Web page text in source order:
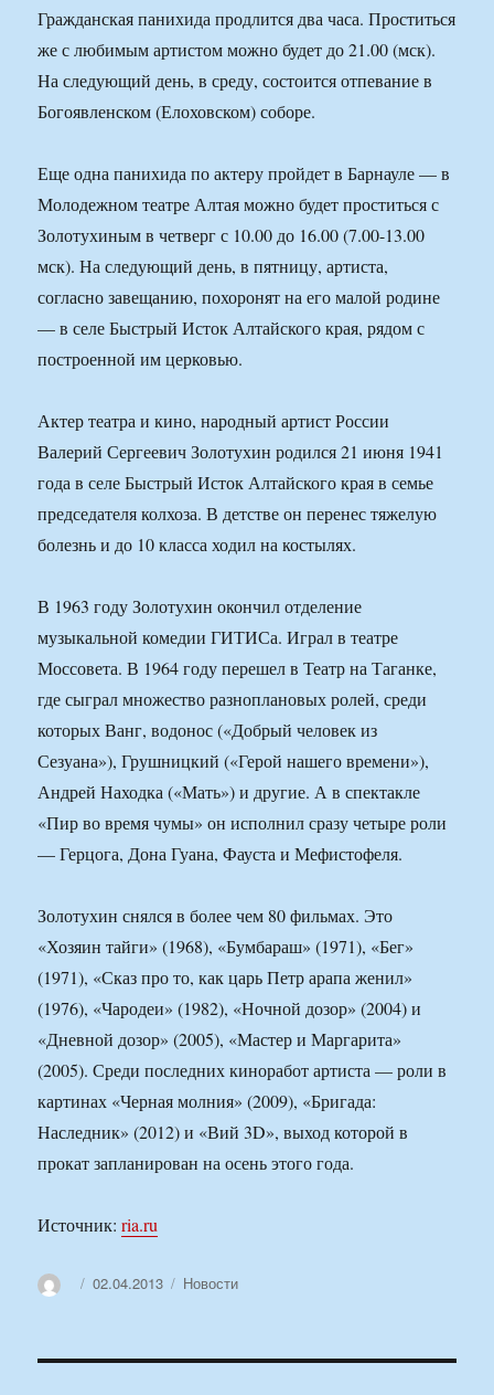
Гражданская панихида продлится два часа. Проститься
же с любимым артистом можно будет до 21.00 (мск).
На следующий день, в среду, состоится отпевание в
Богоявленском (Елоховском) соборе.
Еще одна панихида по актеру пройдет в Барнауле — в
Молодежном театре Алтая можно будет проститься с
Золотухиным в четверг с 10.00 до 16.00 (7.00-13.00
мск). На следующий день, в пятницу, артиста,
согласно завещанию, похоронят на его малой родине
— в селе Быстрый Исток Алтайского края, рядом с
построенной им церковью.
Актер театра и кино, народный артист России
Валерий Сергеевич Золотухин родился 21 июня 1941
года в селе Быстрый Исток Алтайского края в семье
председателя колхоза. В детстве он перенес тяжелую
болезнь и до 10 класса ходил на костылях.
В 1963 году Золотухин окончил отделение
музыкальной комедии ГИТИСа. Играл в театре
Моссовета. В 1964 году перешел в Театр на Таганке,
где сыграл множество разноплановых ролей, среди
которых Ванг, водонос («Добрый человек из
Сезуана»), Грушницкий («Герой нашего времени»),
Андрей Находка («Мать») и другие. А в спектакле
«Пир во время чумы» он исполнил сразу четыре роли
— Герцога, Дона Гуана, Фауста и Мефистофеля.
Золотухин снялся в более чем 80 фильмах. Это
«Хозяин тайги» (1968), «Бумбараш» (1971), «Бег»
(1971), «Сказ про то, как царь Петр арапа женил»
(1976), «Чародеи» (1982), «Ночной дозор» (2004) и
«Дневной дозор» (2005), «Мастер и Маргарита»
(2005). Среди последних киноработ артиста — роли в
картинах «Черная молния» (2009), «Бригада:
Наследник» (2012) и «Вий 3D», выход которой в
прокат запланирован на осень этого года.
Источник:ria.ru
АвторОпубликовано
02.04.2013 Рубрики
Новости